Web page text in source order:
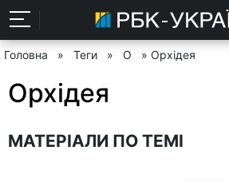
Головна » Теги » О » Орхідея
Орхідея
МАТЕРІАЛИ ПО ТЕМІ